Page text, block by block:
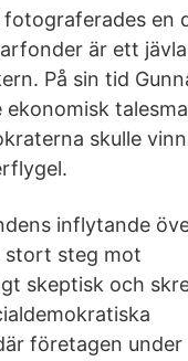
en
är ett jävla
På sin tid
skulle
inflytande
stort steg mot
skeptisk och
företagen under